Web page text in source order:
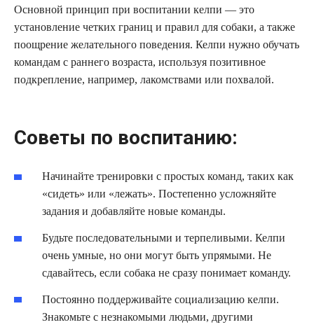
Основной принцип при воспитании келпи — это
установление четких границ и правил для собаки, а также
поощрение желательного поведения. Келпи нужно обучать
командам с раннего возраста, используя позитивное
подкрепление, например, лакомствами или похвалой.
Советы по воспитанию:
Начинайте тренировки с простых команд, таких как
«сидеть» или «лежать». Постепенно усложняйте
задания и добавляйте новые команды.
Будьте последовательными и терпеливыми. Келпи
очень умные, но они могут быть упрямыми. Не
сдавайтесь, если собака не сразу понимает команду.
Постоянно поддерживайте социализацию келпи.
Знакомьте с незнакомыми людьми, другими